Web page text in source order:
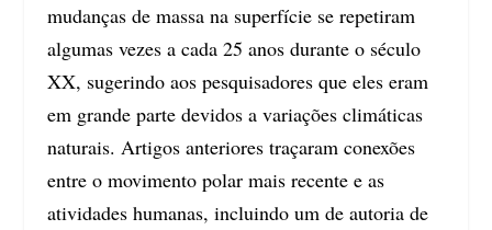
mudanças de massa na superfície se repetiram
algumas vezes a cada 25 anos durante o século
XX, sugerindo aos pesquisadores que eles eram
em grande parte devidos a variações climáticas
naturais. Artigos anteriores traçaram conexões
entre o movimento polar mais recente e as
atividades humanas, incluindo um de autoria de